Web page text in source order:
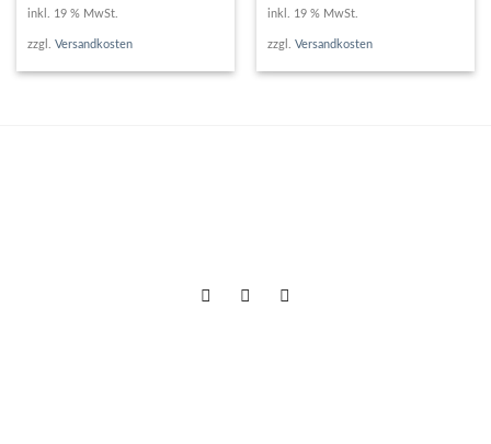
inkl. 19 % MwSt.
zzgl. Versandkosten
inkl. 19 % MwSt.
zzgl. Versandkosten